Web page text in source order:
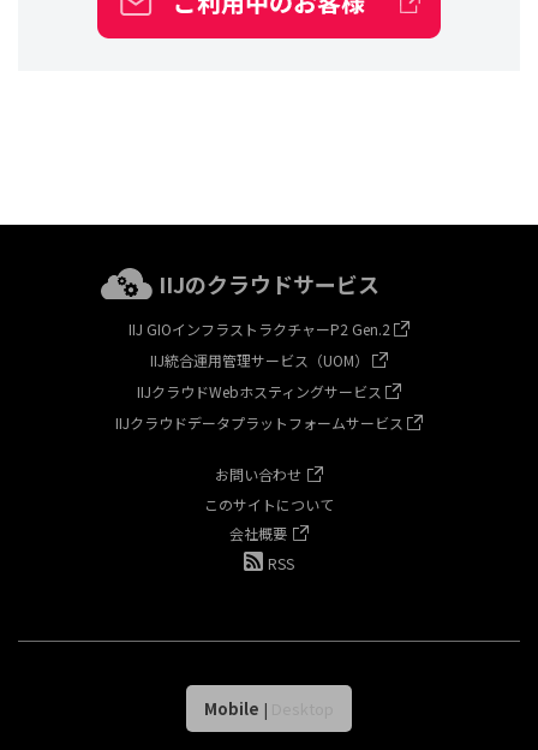
IIJのクラウドサービス
IIJ GIOインフラストラクチャーP2 Gen.2
IIJ統合運用管理サービス（UOM）
IIJクラウドWebホスティングサービス
IIJクラウドデータプラットフォームサービス
お問い合わせ
このサイトについて
会社概要
RSS
Mobile |